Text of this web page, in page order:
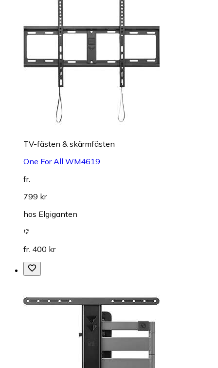
TV-fästen & skärmfästen
One For All WM4619
fr.
799 kr
hos Elgiganten
fr. 400 kr